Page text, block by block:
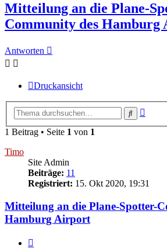
Mitteilung an die Plane-
Community des
Antworten
Druckansicht
Suche
1 Beitrag • Seite 1 von 1
Timo
Site Admin
Beiträge: 11
Registriert: 15. Okt 2020, 19:31
Mitteilung an die Plane-Spotter-
Hamburg Airport